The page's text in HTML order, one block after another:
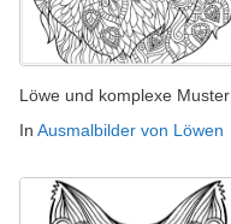
Löwe und komplexe Muster
In Ausmalbilder von Löwen